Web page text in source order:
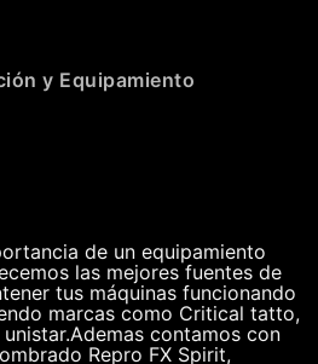
y Equipamiento
de un equipamiento
las mejores fuentes de
tus máquinas funcionando
marcas como Critical tatto,
contamos con
Repro FX Spirit,